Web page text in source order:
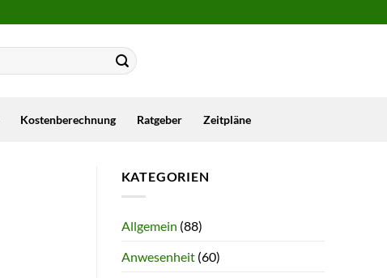
Kostenberechnung Ratgeber Zeitpläne
KATEGORIEN
Allgemein (88)
Anwesenheit(60)